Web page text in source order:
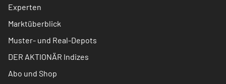
Experten
Marktüberblick
Muster- und Real-Depots
DER AKTIONÄR Indizes
Abo und Shop